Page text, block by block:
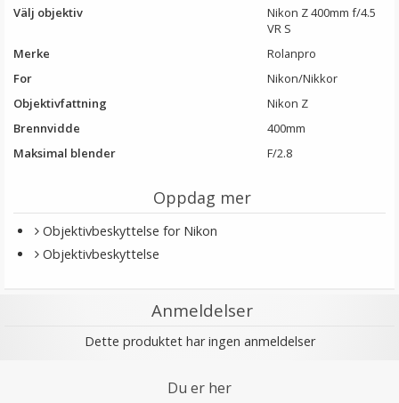
Välj objektiv
Nikon Z 400mm f/4.5
VR S
Merke
Rolanpro
For
Nikon/Nikkor
Objektivfattning
Nikon Z
Brennvidde
400mm
Maksimal blender
F/2.8
Oppdag mer
Objektivbeskyttelse for Nikon
Objektivbeskyttelse
Anmeldelser
Dette produktet har ingen anmeldelser
Du er her